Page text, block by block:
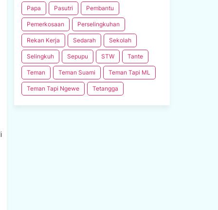
Papa Pasutri Pembantu
Pemerkosaan Perselingkuhan
Rekan Kerja Sedarah Sekolah
Selingkuh Sepupu STW Tante
Teman Teman Suami Teman Tapi ML
Teman Tapi Ngewe Tetangga